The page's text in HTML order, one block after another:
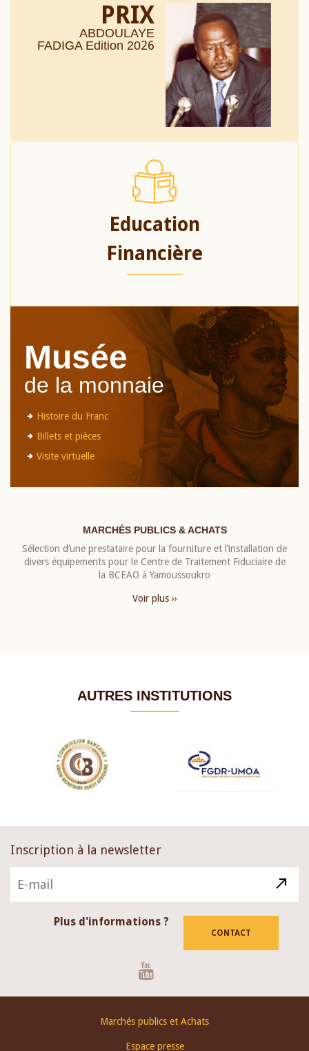
PRIX
ABDOULAYE
FADIGA Edition 2026
Education
Financière
Musée
de la monnaie
Histoire du Franc
Billets et pièces
Visite virtuelle
MARCHÉS PUBLICS & ACHATS
Sélection d’une prestataire pour la fourniture et l’installation de
divers équipements pour le Centre de Traitement Fiduciaire de
la BCEAO à Yamoussoukro
Voir plus ››
AUTRES INSTITUTIONS
Inscription à la newsletter
Plus d'informations ?
CONTACT
Marchés publics et Achats
Espace presse